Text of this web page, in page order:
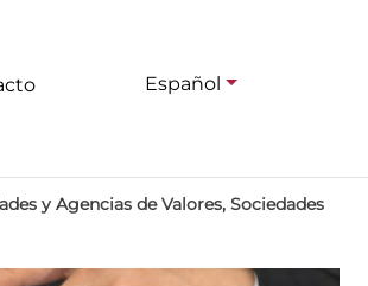
Español
y Agencias de Valores, Sociedades